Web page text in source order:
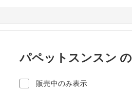
パペットスンスン
販売中のみ表示